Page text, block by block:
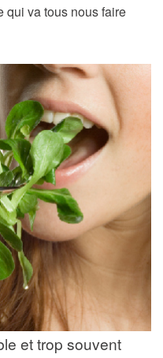
qui va tous nous faire
et trop souvent